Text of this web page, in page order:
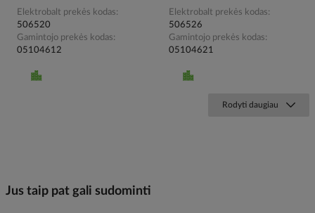
Elektrobalt prekės kodas
506520
Gamintojo prekės kodas
05104612
Elektrobalt prekės kodas
506526
Gamintojo prekės kodas
05104621
Rodyti daugiau
Jus taip pat gali sudominti